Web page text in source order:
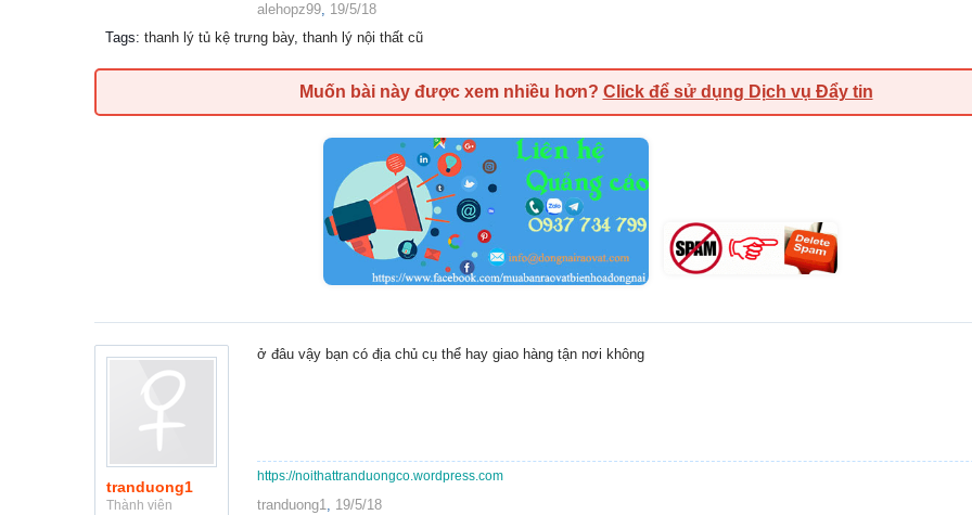
alehopz99, 19/5/18
Tags: thanh lý tủ kệ trưng bày, thanh lý nội thất cũ
Muốn bài này được xem nhiều hơn? Click để sử dụng Dịch vụ Đẩy tin
tranduong1
Thành viên
ở đâu vậy bạn có địa chủ cụ thể hay giao hàng tận nơi không
https://noithattranduongco.wordpress.com
tranduong1, 19/5/18